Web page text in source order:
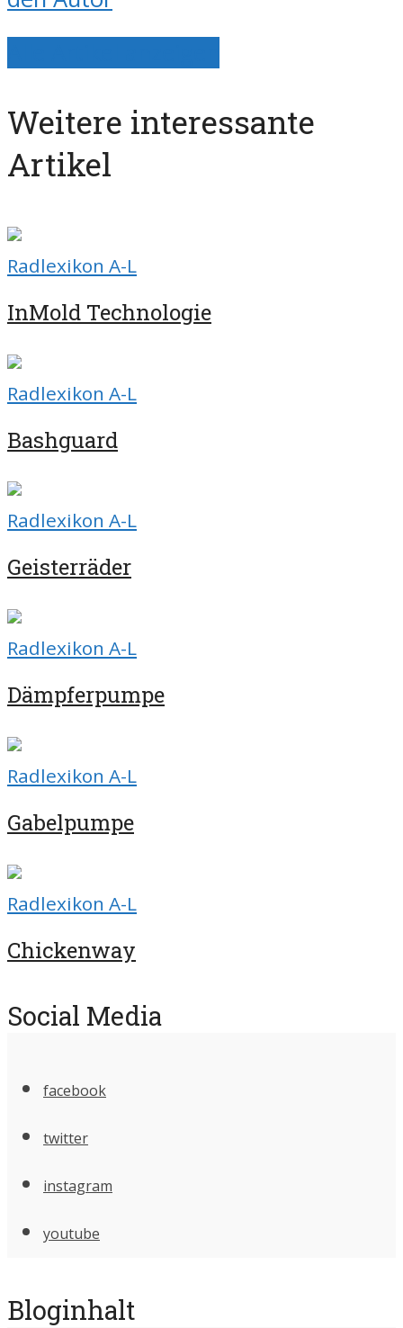
Weitere interessante
Artikel
Radlexikon A-L
InMold Technologie
Radlexikon A-L
Bashguard
Radlexikon A-L
Geisterräder
Radlexikon A-L
Dämpferpumpe
Radlexikon A-L
Gabelpumpe
Radlexikon A-L
Chickenway
Social Media
facebook
twitter
instagram
youtube
Bloginhalt